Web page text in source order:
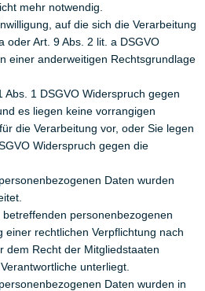
mehr notwendig.
auf die sich die Verarbeitung
oder Art. 9 Abs. 2 lit. a DSGVO
einer anderweitigen Rechtsgrundlage
Abs. 1 DSGVO Widerspruch gegen
es liegen keine vorrangigen
die Verarbeitung vor, oder Sie legen
Widerspruch gegen die
Daten wurden
personenbezogenen
einer rechtlichen Verpflichtung nach
dem Recht der Mitgliedstaaten
unterliegt.
Daten wurden in